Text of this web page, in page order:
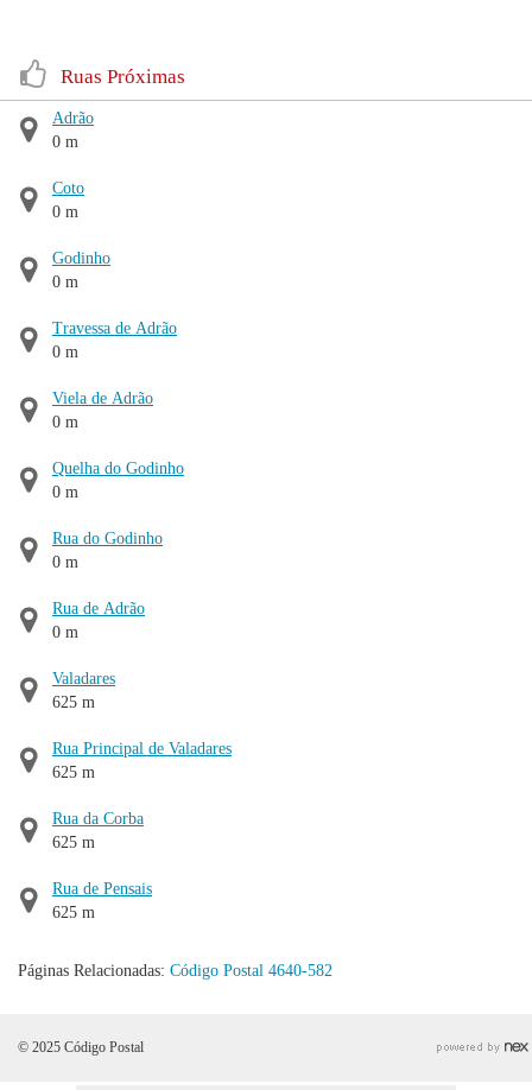
Ruas Próximas
Adrão
0 m
Coto
0 m
Godinho
0 m
Travessa de Adrão
0 m
Viela de Adrão
0 m
Quelha do Godinho
0 m
Rua do Godinho
0 m
Rua de Adrão
0 m
Valadares
625 m
Rua Principal de Valadares
625 m
Rua da Corba
625 m
Rua de Pensais
625 m
Páginas Relacionadas: Código Postal 4640-582
© 2025 Código Postal